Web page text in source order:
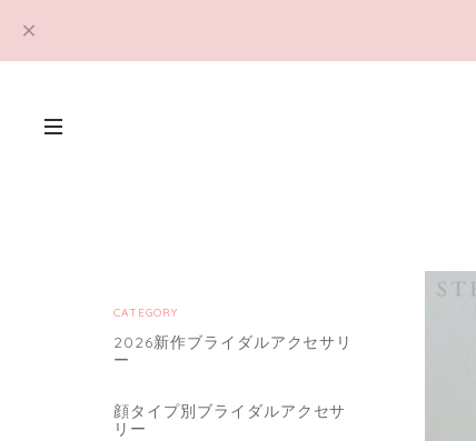
CATEGORY
2026新作ブライダルアクセサリ
ー
顔タイプ別ブライダルアクセサ
リー